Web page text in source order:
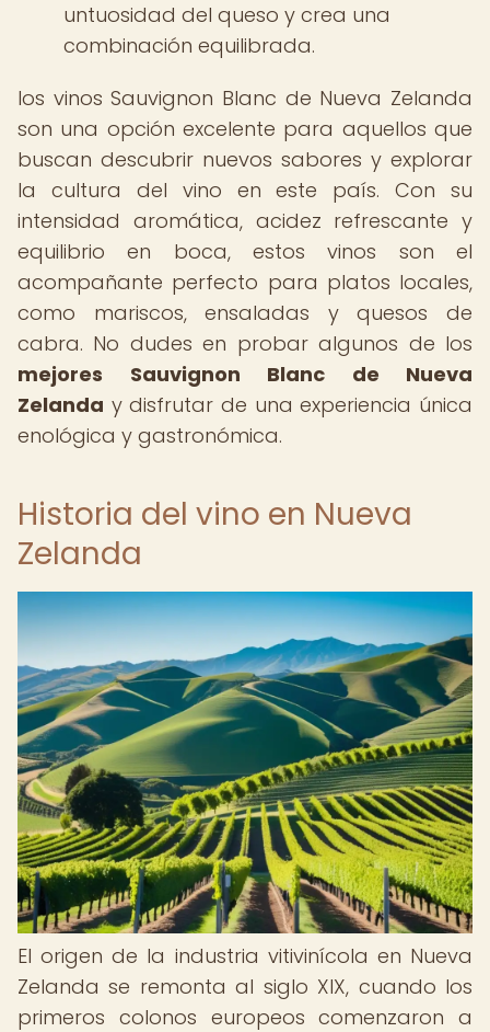
untuosidad del queso y crea una
combinación equilibrada.
los vinos Sauvignon Blanc de Nueva Zelanda
son una opción excelente para aquellos que
buscan descubrir nuevos sabores y explorar
la cultura del vino en este país. Con su
intensidad aromática, acidez refrescante y
equilibrio en boca, estos vinos son el
acompañante perfecto para platos locales,
como mariscos, ensaladas y quesos de
cabra. No dudes en probar algunos de los
mejores Sauvignon Blanc de Nueva
Zelanda y disfrutar de una experiencia única
enológica y gastronómica.
Historia del vino en Nueva
Zelanda
El origen de la industria vitivinícola en Nueva
Zelanda se remonta al siglo XIX, cuando los
primeros colonos europeos comenzaron a